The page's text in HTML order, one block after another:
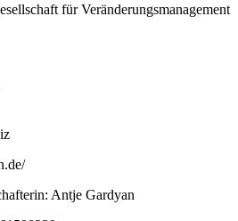
für Veränderungsmanagement
Antje Gardyan